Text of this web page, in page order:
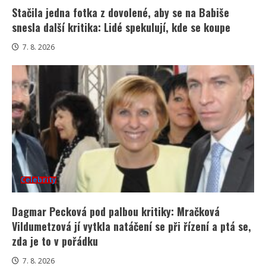
Stačila jedna fotka z dovolené, aby se na Babiše
snesla další kritika: Lidé spekulují, kde se koupe
7. 8. 2026
Celebrity
Dagmar Pecková pod palbou kritiky: Mračková
Vildumetzová jí vytkla natáčení se při řízení a ptá se,
zda je to v pořádku
7. 8. 2026